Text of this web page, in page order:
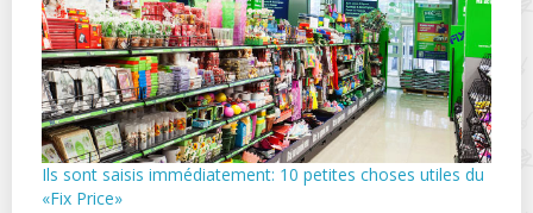
Ils sont saisis immédiatement: 10 petites choses utiles du
«Fix Price»